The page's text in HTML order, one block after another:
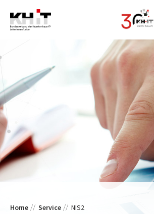
Home Service NIS2